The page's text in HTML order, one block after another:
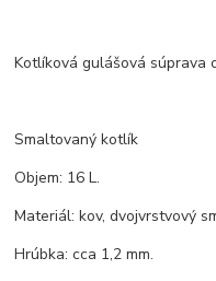
Kotlíková gulášová súprava
Smaltovaný kotlík
Objem: 16 L.
Materiál: kov, dvojvrstvový
Hrúbka: cca 1,2 mm.